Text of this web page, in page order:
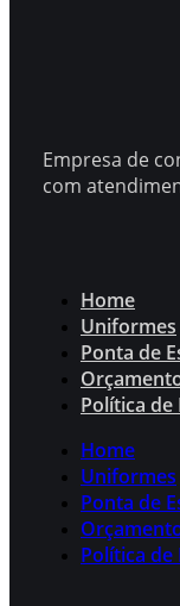
Empresa de
com
Home
Uniformes
Ponta de
Política de
Home
Uniformes
Ponta de
Política de